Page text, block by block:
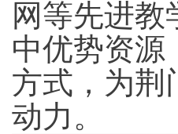
网等先进教
中优势资源
方式， 为荆
动力。